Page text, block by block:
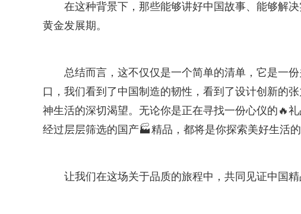
在这种背景下，那些能够讲好中国故事、能够解
黄金发展期。
总结而言，这不仅仅是一个简单的清单，它是一
口，我们看到了中国制造的韧性，看到了设计创新的
神生活的深切渴望。无论你是正在寻找一份心仪的🔥
经过层层筛选的国产🏭精品，都将是你探索美好生活的
让我们在这场关于品质的旅程中，共同见证中国精